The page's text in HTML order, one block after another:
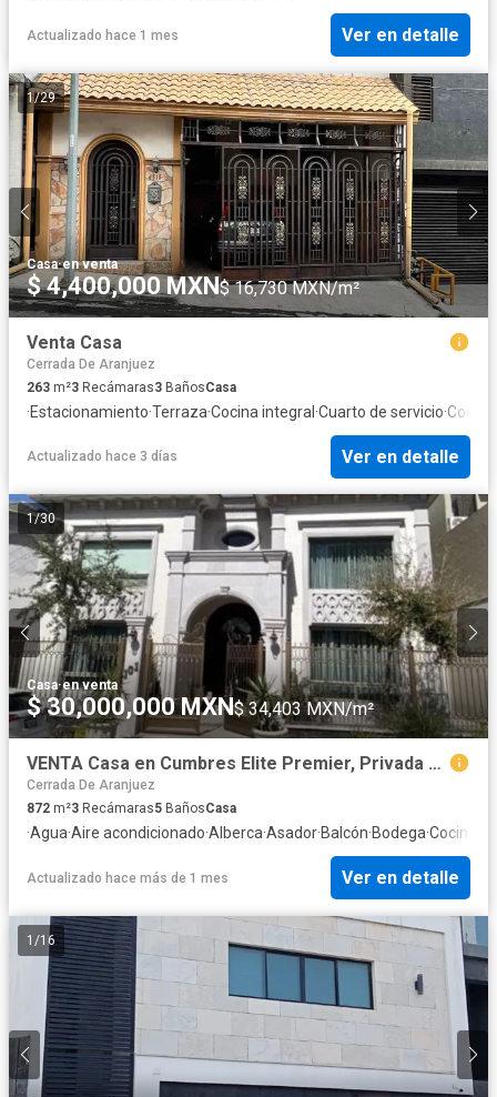
Actualizado hace 1 mes Ver en detalle
1/29
Casa·en venta
$ 4,400,000 MXN$ 16,730 MXN/m²
Venta Casa
Cerrada De Aranjuez
263 m²3 Recámaras3 BañosCasa
·Estacionamiento·Terraza·Cocina integral·Cuarto de servicio·
Actualizado hace 3 días Ver en detalle
1/30
Casa·en venta
$ 30,000,000 MXN$ 34,403 MXN/m²
VENTA Casa en Cumbres Elite Premier, Privada Vesubio, García N.L
Cerrada De Aranjuez
872 m²3 Recámaras5 BañosCasa
·Agua·Aire acondicionado·Alberca·Asador·Balcón·Bodega·Cocina
Actualizado hace más de 1 mes Ver en detalle
1 /16